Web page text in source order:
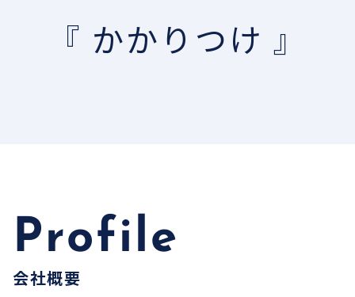
『 かかりつけ 』
Profile
会社概要